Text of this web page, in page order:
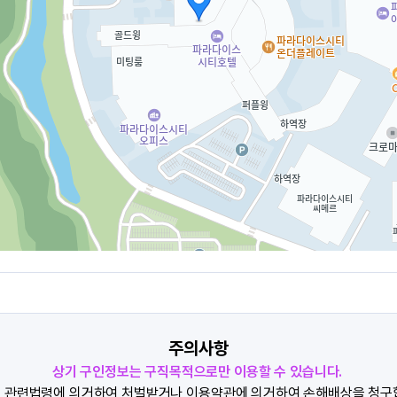
주의사항
상기 구인정보는 구직목적으로만 이용할 수 있습니다.
관련법령에 의거하여 처벌받거나 이용약관에 의거하여 손해배상을 청구